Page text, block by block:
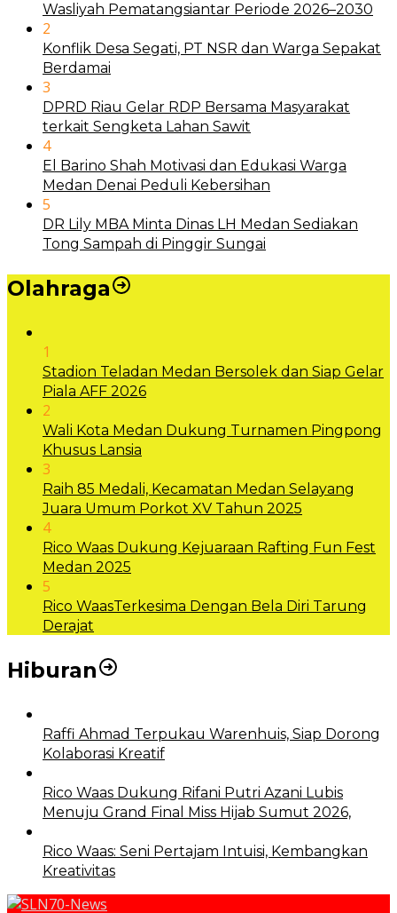
Wasliyah Pematangsiantar Periode 2026–2030
2
Konflik Desa Segati, PT NSR dan Warga Sepakat
Berdamai
3
DPRD Riau Gelar RDP Bersama Masyarakat
terkait Sengketa Lahan Sawit
4
El Barino Shah Motivasi dan Edukasi Warga
Medan Denai Peduli Kebersihan
5
DR Lily MBA Minta Dinas LH Medan Sediakan
Tong Sampah di Pinggir Sungai
Olahraga
1
Stadion Teladan Medan Bersolek dan Siap Gelar
Piala AFF 2026
2
Wali Kota Medan Dukung Turnamen Pingpong
Khusus Lansia
3
Raih 85 Medali, Kecamatan Medan Selayang
Juara Umum Porkot XV Tahun 2025
4
Rico Waas Dukung Kejuaraan Rafting Fun Fest
Medan 2025
5
Rico WaasTerkesima Dengan Bela Diri Tarung
Derajat
Hiburan
Raffi Ahmad Terpukau Warenhuis, Siap Dorong
Kolaborasi Kreatif
Rico Waas Dukung Rifani Putri Azani Lubis
Menuju Grand Final Miss Hijab Sumut 2026,
Rico Waas: Seni Pertajam Intuisi, Kembangkan
Kreativitas